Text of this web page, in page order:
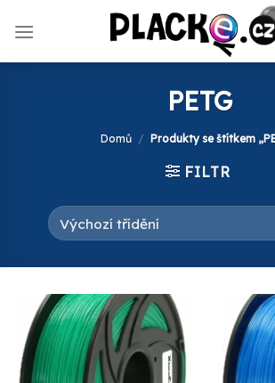
PETG
Domů / Produkty se štítkem
FILTR